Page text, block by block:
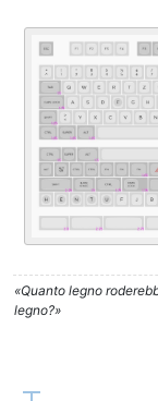
«Quanto legno
legno?»